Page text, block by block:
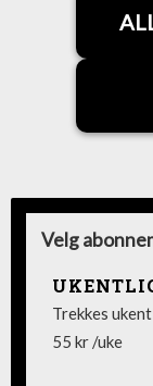
Velg
Trekkes
55 kr /uke